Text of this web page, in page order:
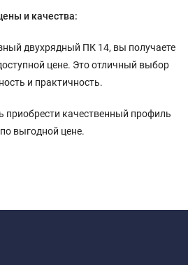
и качества:
двухрядный ПК 14, вы получаете
цене. Это отличный выбор
и практичность.
приобрести качественный профиль
выгодной цене.